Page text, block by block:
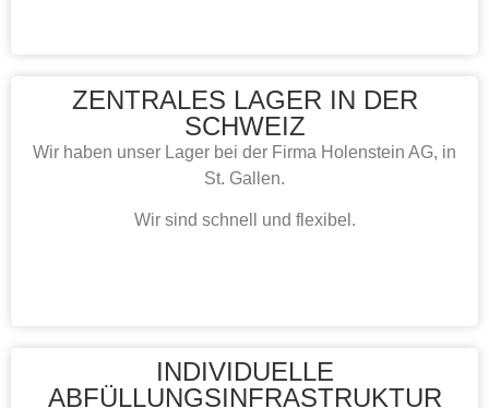
ZENTRALES LAGER IN DER
SCHWEIZ
Wir haben unser Lager bei der Firma Holenstein AG, in
St. Gallen.
Wir sind schnell und flexibel.
INDIVIDUELLE
ABFÜLLUNGSINFRASTRUKTUR